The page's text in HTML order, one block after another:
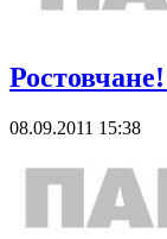
08.09.2011 15:38